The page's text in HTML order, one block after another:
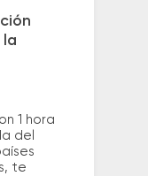
la
1 hora
del
te